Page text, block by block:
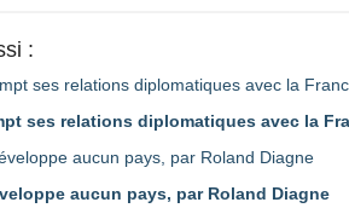
:
ses relations diplomatiques avec la
aucun pays, par Roland Diagne